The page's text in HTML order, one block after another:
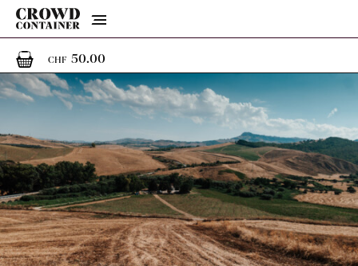
Menu
CHF 50.001 Artikel im Warenkorb